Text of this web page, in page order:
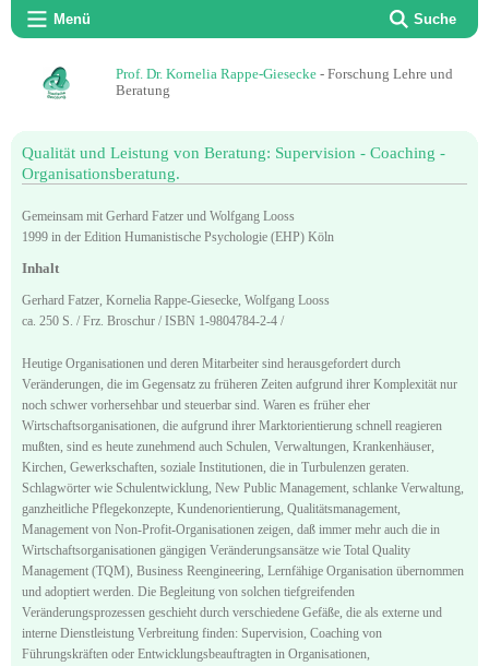
Menü Suche
Prof. Dr. Kornelia Rappe-Giesecke - Forschung Lehre und
Beratung
Qualität und Leistung von Beratung: Supervision - Coaching -
Organisationsberatung.
Gemeinsam mit Gerhard Fatzer und Wolfgang Looss
1999 in der Edition Humanistische Psychologie (EHP) Köln
Inhalt
Gerhard Fatzer, Kornelia Rappe-Giesecke, Wolfgang Looss
ca. 250 S. / Frz. Broschur / ISBN 1-9804784-2-4 /
Heutige Organisationen und deren Mitarbeiter sind herausgefordert durch
Veränderungen, die im Gegensatz zu früheren Zeiten aufgrund ihrer Komplexität nur
noch schwer vorhersehbar und steuerbar sind. Waren es früher eher
Wirtschaftsorganisationen, die aufgrund ihrer Marktorientierung schnell reagieren
mußten, sind es heute zunehmend auch Schulen, Verwaltungen, Krankenhäuser,
Kirchen, Gewerkschaften, soziale Institutionen, die in Turbulenzen geraten.
Schlagwörter wie Schulentwicklung, New Public Management, schlanke Verwaltung,
ganzheitliche Pflegekonzepte, Kundenorientierung, Qualitätsmanagement,
Management von Non-Profit-Organisationen zeigen, daß immer mehr auch die in
Wirtschaftsorganisationen gängigen Veränderungsansätze wie Total Quality
Management (TQM), Business Reengineering, Lernfähige Organisation übernommen
und adoptiert werden. Die Begleitung von solchen tiefgreifenden
Veränderungsprozessen geschieht durch verschiedene Gefäße, die als externe und
interne Dienstleistung Verbreitung finden: Supervision, Coaching von
Führungskräften oder Entwicklungsbeauftragten in Organisationen,